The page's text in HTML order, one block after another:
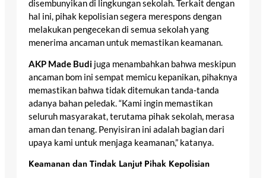
disembunyikan di lingkungan sekolah. Terkait dengan
hal ini, pihak kepolisian segera merespons dengan
melakukan pengecekan di semua sekolah yang
menerima ancaman untuk memastikan keamanan.
AKP Made Budi juga menambahkan bahwa meskipun
ancaman bom ini sempat memicu kepanikan, pihaknya
memastikan bahwa tidak ditemukan tanda-tanda
adanya bahan peledak. “Kami ingin memastikan
seluruh masyarakat, terutama pihak sekolah, merasa
aman dan tenang. Penyisiran ini adalah bagian dari
upaya kami untuk menjaga keamanan,” katanya.
Keamanan dan Tindak Lanjut Pihak Kepolisian